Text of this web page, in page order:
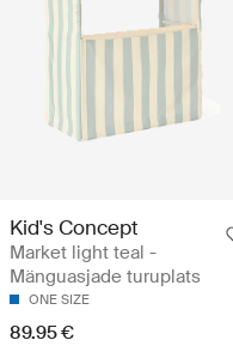
Kid's Concept
Market light teal -
Mänguasjade turuplats
ONE SIZE
89.95 €